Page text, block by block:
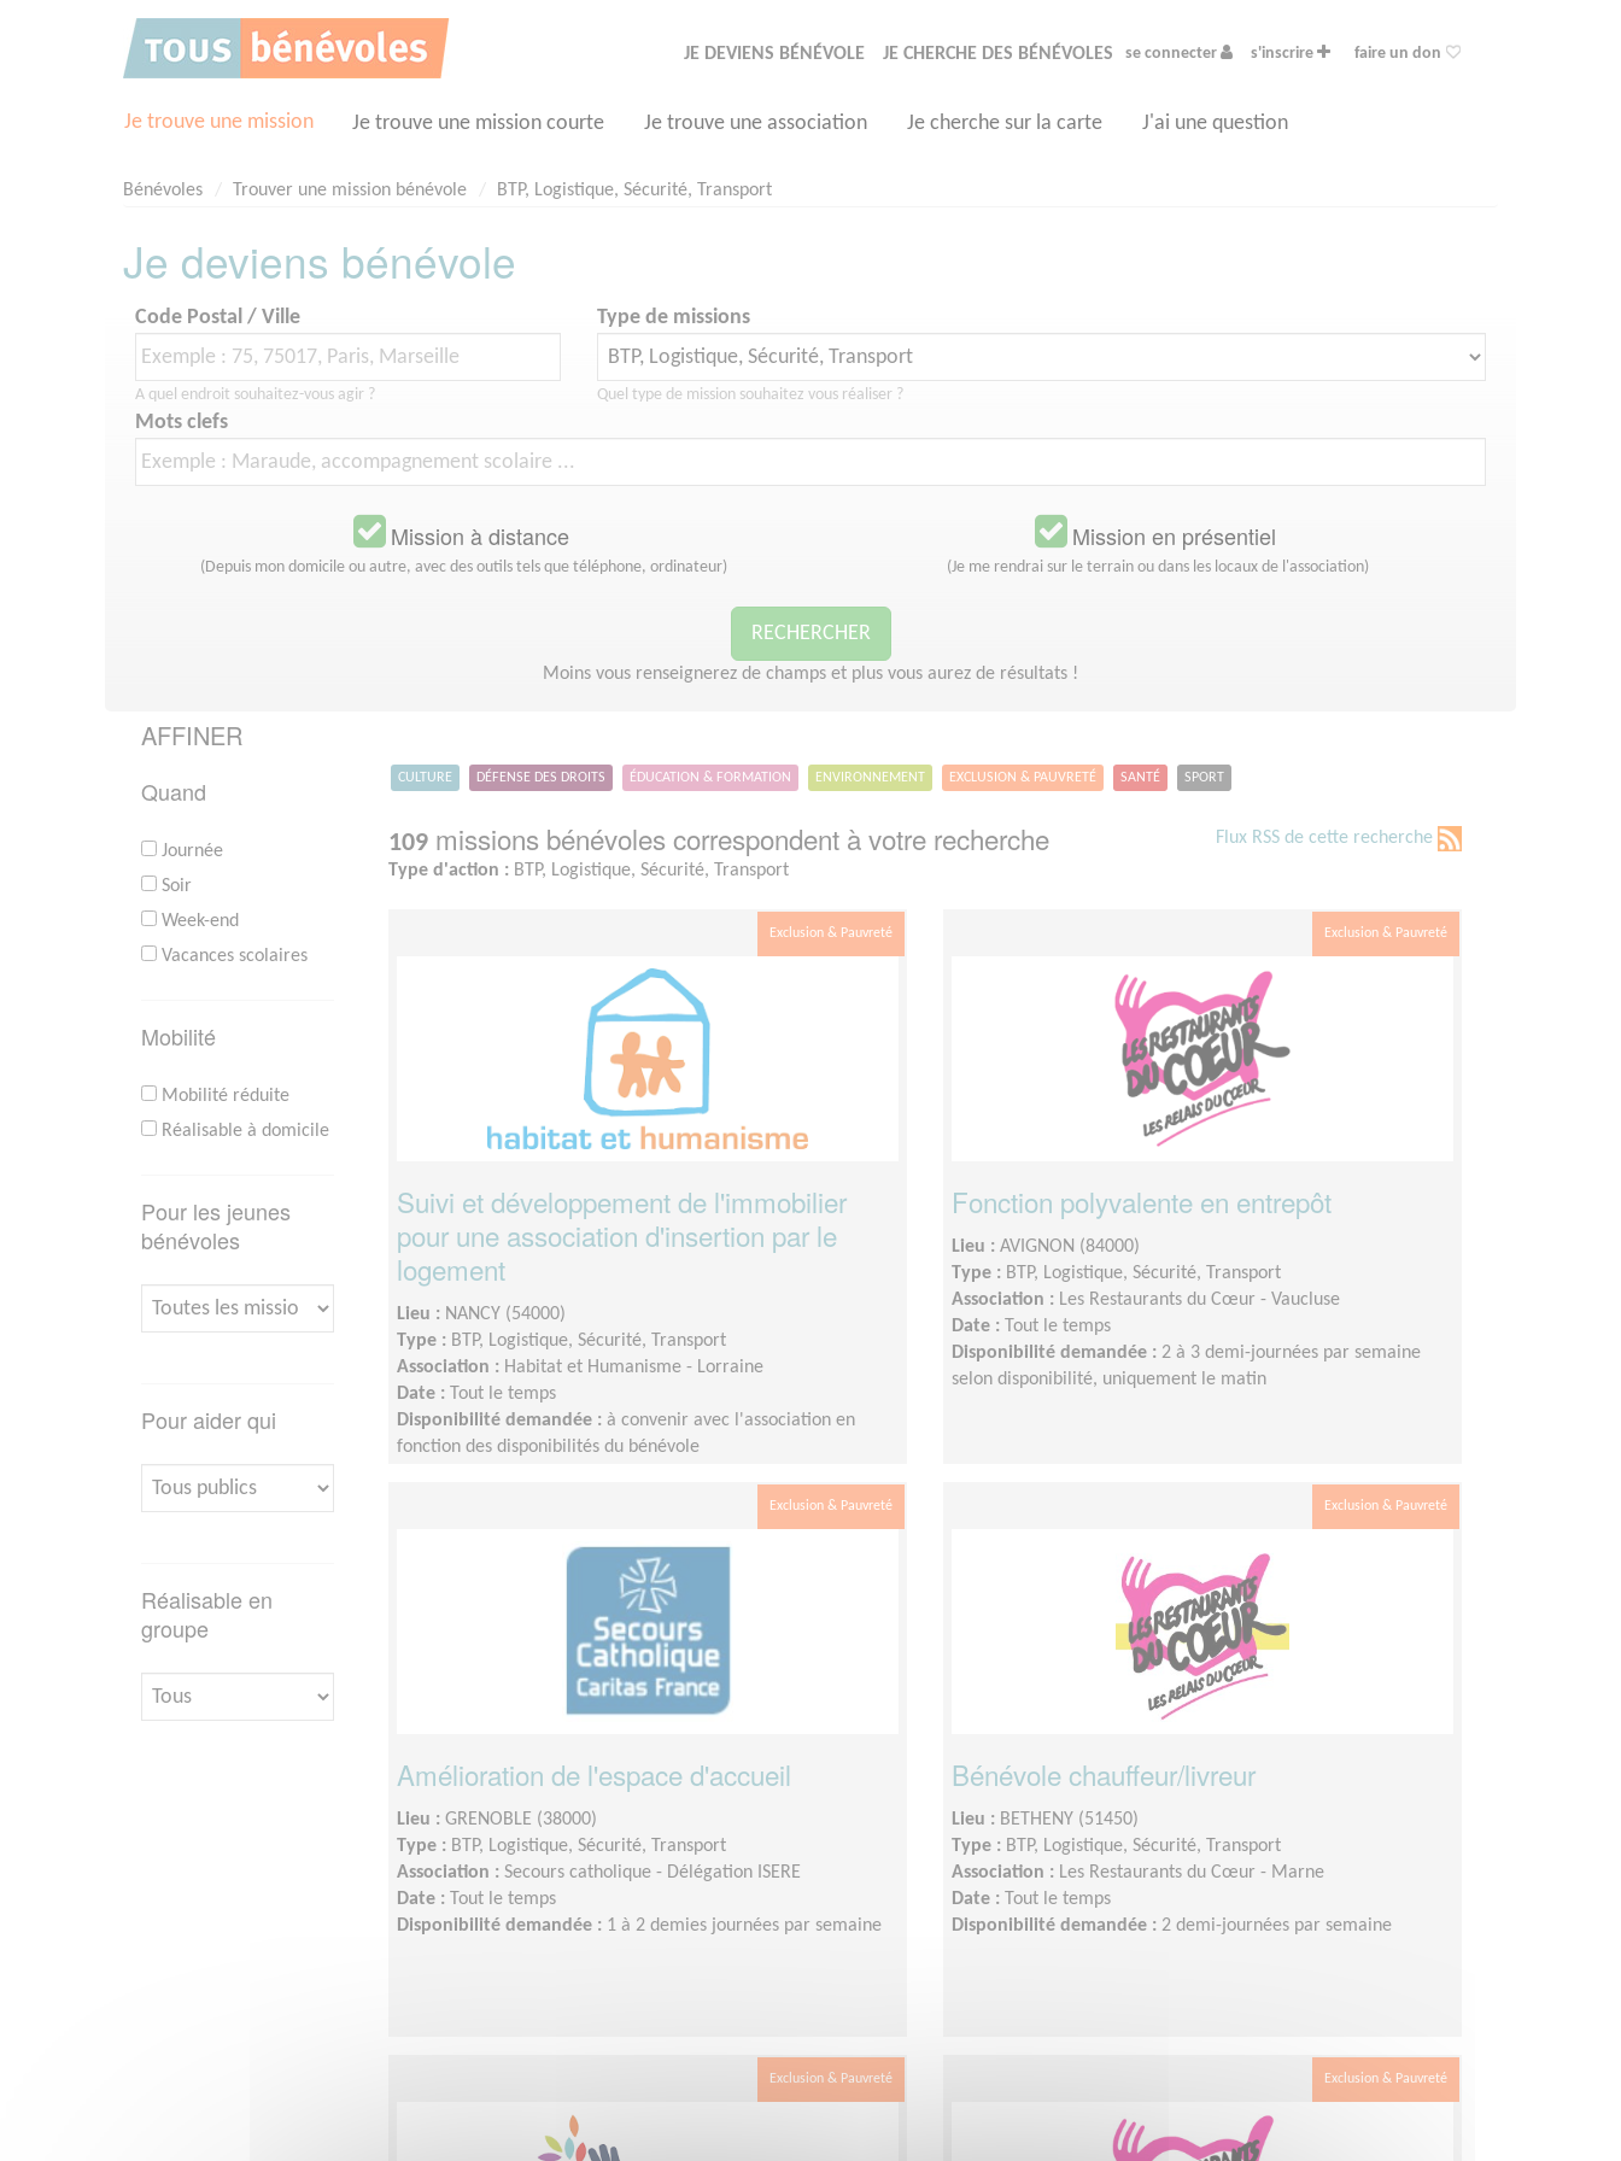
JE DEVIENS BÉNÉVOLE JE CHERCHE DES BÉNÉVOLES se connecter s'inscrire faire un don
Je trouve une mission Je trouve une mission courte Je trouve une association Je cherche sur la carte J'ai une question
Bénévoles Trouver une mission bénévole BTP, Logistique, Sécurité, Transport
Je deviens bénévole
Code Postal / Ville
A quel endroit souhaitez-vous agir ?
Type de missions
Quel type de mission souhaitez vous réaliser ?
Mots clefs
Mission à distance
(Depuis mon domicile ou autre, avec des outils tels que téléphone, ordinateur)
Mission en présentiel
(Je me rendrai sur le terrain ou dans les locaux de l'association)
RECHERCHER
Moins vous renseignerez de champs et plus vous aurez de résultats !
AFFINER
Quand
Journée
Soir
Week-end
Vacances scolaires
Mobilité
Mobilité réduite
Réalisable à domicile
Pour les jeunes
bénévoles
Pour aider qui
Réalisable en
groupe
CULTURE DÉFENSE DES DROITS ÉDUCATION & FORMATION ENVIRONNEMENT EXCLUSION & PAUVRETÉ SANTÉ SPORT
Flux RSS de cette recherche
109 missions bénévoles correspondent à votre recherche
Type d'action : BTP, Logistique, Sécurité, Transport
Exclusion & Pauvreté
Suivi et développement de l'immobilier
pour une association d'insertion par le
logement
Lieu : NANCY (54000)
Type : BTP, Logistique, Sécurité, Transport
Association : Habitat et Humanisme - Lorraine
Date :
Tout le temps
Disponibilité demandée : à convenir avec l'association en
fonction des disponibilités du bénévole
Exclusion & Pauvreté
Fonction polyvalente en entrepôt
Lieu : AVIGNON (84000)
Type : BTP, Logistique, Sécurité, Transport
Association : Les Restaurants du Cœur - Vaucluse
Date :
Tout le temps
Disponibilité demandée : 2 à 3 demi-journées par semaine
selon disponibilité, uniquement le matin
Exclusion & Pauvreté
Amélioration de l'espace d'accueil
Lieu : GRENOBLE (38000)
Type : BTP, Logistique, Sécurité, Transport
Association : Secours catholique - Délégation ISERE
Date :
Tout le temps
Disponibilité demandée : 1 à 2 demies journées par semaine
Exclusion & Pauvreté
Bénévole chauffeur/livreur
Lieu : BETHENY (51450)
Type : BTP, Logistique, Sécurité, Transport
Association : Les Restaurants du Cœur - Marne
Date :
Tout le temps
Disponibilité demandée : 2 demi-journées par semaine
Exclusion & Pauvreté Exclusion & Pauvreté